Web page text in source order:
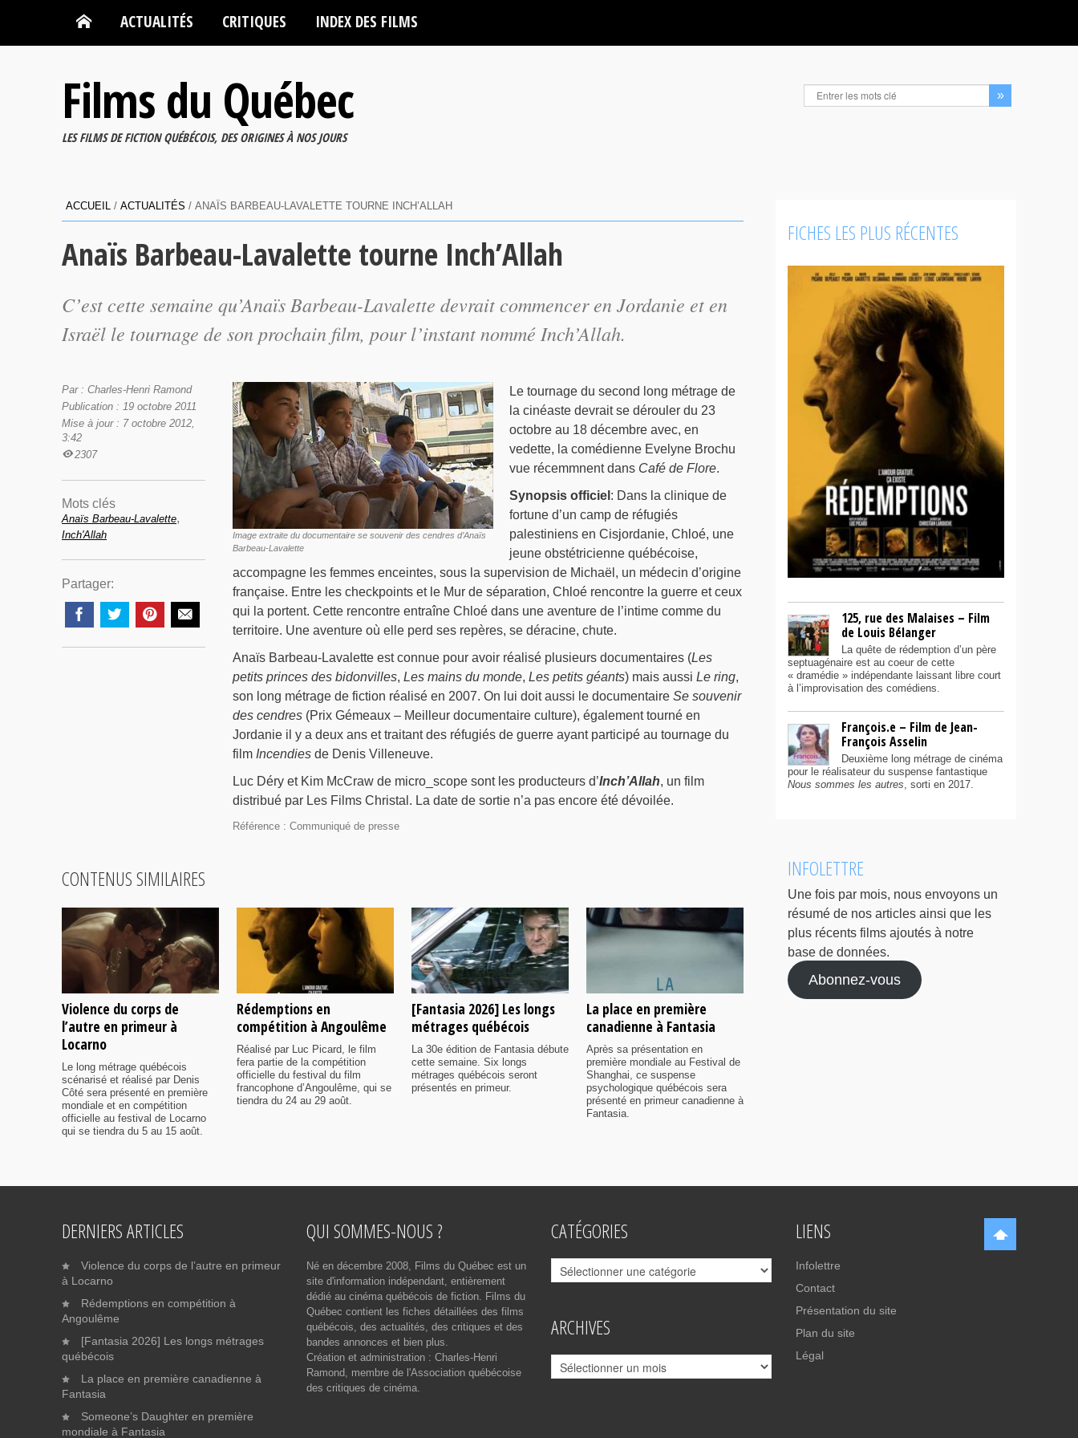
ACTUALITÉS CRITIQUES INDEX DES FILMS
Films du Québec
LES FILMS DE FICTION QUÉBÉCOIS, DES ORIGINES À NOS JOURS
ACCUEIL / ACTUALITÉS / ANAÏS BARBEAU-LAVALETTE TOURNE INCH’ALLAH
Anaïs Barbeau-Lavalette tourne Inch’Allah
C’est cette semaine qu’Anaïs Barbeau-Lavalette devrait commencer en Jordanie et en
Israël le tournage de son prochain film, pour l’instant nommé Inch’Allah.
Image extraite du documentaire se souvenir des cendres d’Anaïs
Barbeau-Lavalette
Le tournage du second long métrage de
la cinéaste devrait se dérouler du 23
octobre au 18 décembre avec, en
vedette, la comédienne Evelyne Brochu
vue récemmnent dans Café de Flore.
Synopsis officiel : Dans la clinique de
fortune d’un camp de réfugiés
palestiniens en Cisjordanie, Chloé, une
jeune obstétricienne québécoise,
accompagne les femmes enceintes, sous la supervision de Michaël, un médecin d’origine
française. Entre les checkpoints et le Mur de séparation, Chloé rencontre la guerre et ceux
qui la portent. Cette rencontre entraîne Chloé dans une aventure de l’intime comme du
territoire. Une aventure où elle perd ses repères, se déracine, chute.
Anaïs Barbeau-Lavalette est connue pour avoir réalisé plusieurs documentaires (Les
petits princes des bidonvilles, Les mains du monde, Les petits géants) mais aussi Le ring,
son long métrage de fiction réalisé en 2007. On lui doit aussi le documentaire Se souvenir
des cendres(Prix Gémeaux – Meilleur documentaire culture), également tourné en
Jordanie il y a deux ans et traitant des réfugiés de guerre ayant participé au tournage du
film Incendiesde Denis Villeneuve.
Luc Déry et Kim McCraw de micro_scope sont les producteurs d’Inch’Allah, un film
distribué par Les Films Christal. La date de sortie n’a pas encore été dévoilée.
Référence : Communiqué de presse
Par : Charles-Henri Ramond
Publication : 19 octobre 2011
Mise à jour : 7 octobre 2012,
3:42
2307
Mots clés
Anaïs Barbeau-Lavalette,
Inch'Allah
Partager:
CONTENUS SIMILAIRES
Violence du corps de
l’autre en primeur à
Locarno
Le long métrage québécois
scénarisé et réalisé par Denis
Côté sera présenté en première
mondiale et en compétition
officielle au festival de Locarno
qui se tiendra du 5 au 15 août.
Rédemptions en
compétition à Angoulême
Réalisé par Luc Picard, le film
fera partie de la compétition
officielle du festival du film
francophone d’Angoulême, qui se
tiendra du 24 au 29 août.
[Fantasia 2026] Les longs
métrages québécois
La 30e édition de Fantasia débute
cette semaine. Six longs
métrages québécois seront
présentés en primeur.
La place en première
canadienne à Fantasia
Après sa présentation en
première mondiale au Festival de
Shanghai, ce suspense
psychologique québécois sera
présenté en primeur canadienne à
Fantasia.
FICHES LES PLUS RÉCENTES
125, rue des Malaises – Film
de Louis Bélanger
La quête de rédemption d’un père
septuagénaire est au coeur de cette
« dramédie » indépendante laissant libre court
à l’improvisation des comédiens.
François.e – Film de Jean-
François Asselin
Deuxième long métrage de cinéma
pour le réalisateur du suspense fantastique
Nous sommes les autres, sorti en 2017.
INFOLETTRE
Une fois par mois, nous envoyons un
résumé de nos articles ainsi que les
plus récents films ajoutés à notre
base de données.
Abonnez-vous
DERNIERS ARTICLES
Violence du corps de l’autre en primeur
à Locarno
Rédemptions en compétition à
Angoulême
[Fantasia 2026] Les longs métrages
québécois
La place en première canadienne à
Fantasia
Someone’s Daughter en première
mondiale à Fantasia
QUI SOMMES-NOUS ?
Né en décembre 2008, Films du Québec est un
site d'information indépendant, entièrement
dédié au cinéma québécois de fiction. Films du
Québec contient les fiches détaillées des films
québécois, des actualités, des critiques et des
bandes annonces et bien plus.
Création et administration : Charles-Henri
Ramond, membre de l'Association québécoise
des critiques de cinéma.
CATÉGORIES
Catégories
ARCHIVES
Archives
LIENS
Infolettre
Contact
Présentation du site
Plan du site
Légal